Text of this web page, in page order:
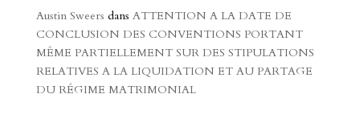
Austin Sweers dans ATTENTION A LA DATE DE
CONCLUSION DES CONVENTIONS PORTANT
MÊME PARTIELLEMENT SUR DES STIPULATIONS
RELATIVES A LA LIQUIDATION ET AU PARTAGE
DU RÉGIME MATRIMONIAL